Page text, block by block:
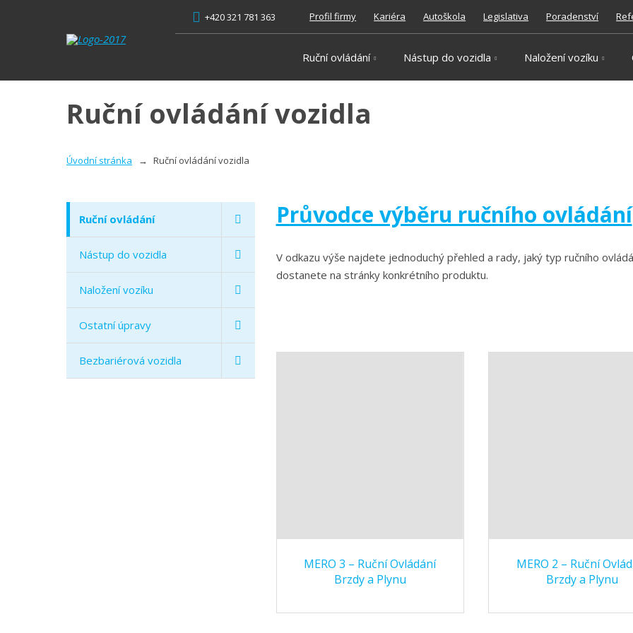
+420 321 781 363 Profil firmy Kariéra Autoškola Legislativa Poradenství
Ruční ovládání Nástup do vozidla Naložení vozíku
Ruční ovládání vozidla
Úvodní stránka Ruční ovládání vozidla
Ruční ovládání
Nástup do vozidla
Naložení vozíku
Ostatní úpravy
Bezbariérová vozidla
Průvodce výběru ručního ovládání
V odkazu výše najdete jednoduchý přehled a rady, jaký typ ručního
dostanete na stránky konkrétního produktu.
MERO 3 – Ruční Ovládání
Brzdy a Plynu
MERO 2 – Ruční
Brzdy a Plynu